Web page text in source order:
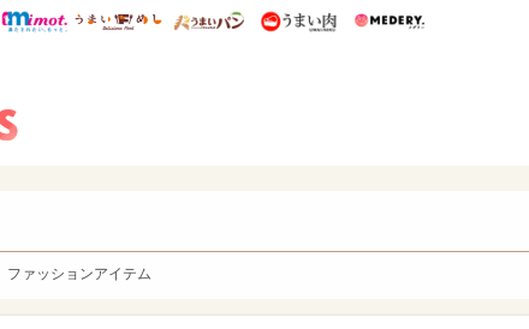
ウレぴあ総研 ディズニー特集
mimot. うまいめし うまいパン うまい肉
ファッションアイテム